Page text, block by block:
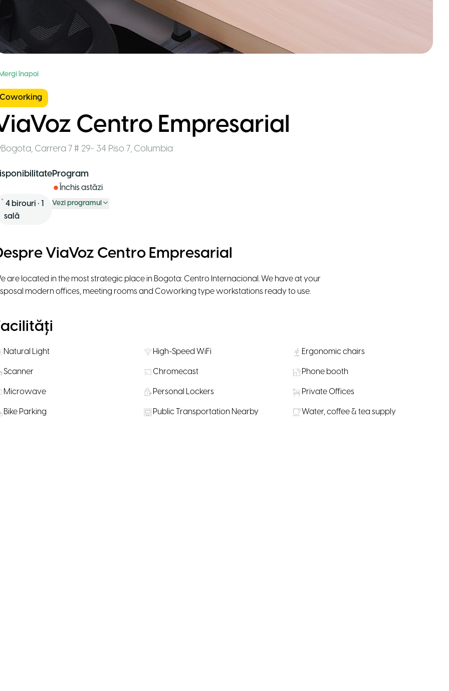
înapoi
Coworking
Centro Empresarial
Bogota, Carrera 7 # 29- 34 Piso 7, Columbia
4 birouri • 1
sală
Program
Închis astăzi
Vezi programul
ViaVoz Centro Empresarial
are located in the most strategic place in Bogota: Centro Internacional. We have at your
modern offices, meeting rooms and Coworking type workstations ready to use.
Natural Light High-Speed WiFi Ergonomic chairs
Scanner Chromecast Phone booth
Microwave Personal Lockers Private Offices
Bike Parking Public Transportation Nearby Water, coffee & tea supply